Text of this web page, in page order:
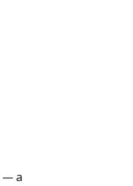
— a